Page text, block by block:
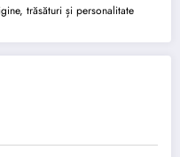
trăsături și personalitate